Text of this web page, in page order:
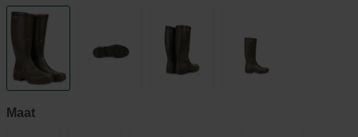
Maat